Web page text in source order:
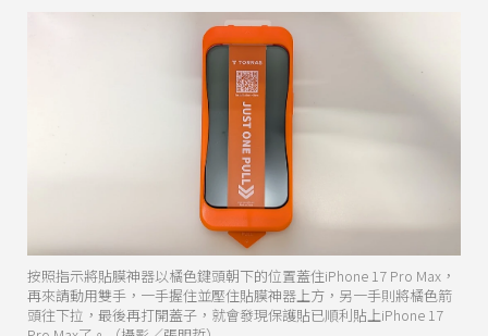
按照指示將貼膜神器以橘色鍵頭朝下的位置蓋住iPhone 17 Pro Max，
再來請動用雙手，一手握住並壓住貼膜神器上方，另一手則將橘色箭
頭往下拉，最後再打開蓋子，就會發現保護貼已順利貼上iPhone 17